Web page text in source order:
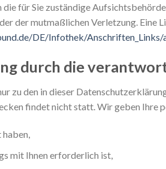
für Sie zuständige
der mutmaßlichen Verletzung.
DE/Infothek/Anschriften_Links/
durch die
zu den in dieser
findet nicht statt. Wir geben Ihre
mit Ihnen erforderlich ist,